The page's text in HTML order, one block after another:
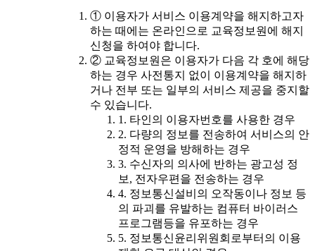
① 이용자가 서비스 이용계약을 해지하고자
하는 때에는 온라인으로 교육정보원에 해지
신청을 하여야 합니다.
② 교육정보원은 이용자가 다음 각 호에 해당
하는 경우 사전통지 없이 이용계약을 해지하
거나 전부 또는 일부의 서비스 제공을 중지할
수 있습니다.
1. 타인의 이용자번호를 사용한 경우
2. 다량의 정보를 전송하여 서비스의 안
정적 운영을 방해하는 경우
3. 수신자의 의사에 반하는 광고성 정
보, 전자우편을 전송하는 경우
4. 정보통신설비의 오작동이나 정보 등
의 파괴를 유발하는 컴퓨터 바이러스
프로그램등을 유포하는 경우
5. 정보통신윤리위원회로부터의 이용